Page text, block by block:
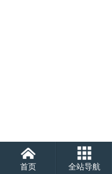
首页 全站导航